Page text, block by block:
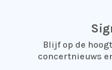
Blijf op de
concertnieuws